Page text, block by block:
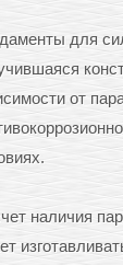
для
от
наличия